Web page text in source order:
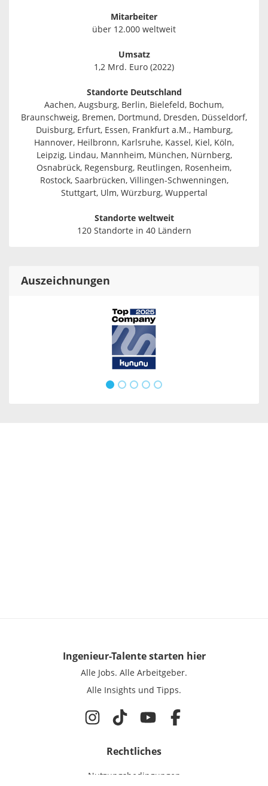
Mitarbeiter
über 12.000 weltweit
Umsatz
1,2 Mrd. Euro (2022)
Standorte Deutschland
Aachen, Augsburg, Berlin, Bielefeld, Bochum,
Braunschweig, Bremen, Dortmund, Dresden, Düsseldorf,
Duisburg, Erfurt, Essen, Frankfurt a.M., Hamburg,
Hannover, Heilbronn, Karlsruhe, Kassel, Kiel, Köln,
Leipzig, Lindau, Mannheim, München, Nürnberg,
Osnabrück, Regensburg, Reutlingen, Rosenheim,
Rostock, Saarbrücken, Villingen-Schwenningen,
Stuttgart, Ulm, Würzburg, Wuppertal
Standorte weltweit
120 Standorte in 40 Ländern
Auszeichnungen
Ingenieur-Talentestarten hier
Alle Jobs. Alle Arbeitgeber.
Alle Insights und Tipps.
Rechtliches
Nutzungsbedingungen